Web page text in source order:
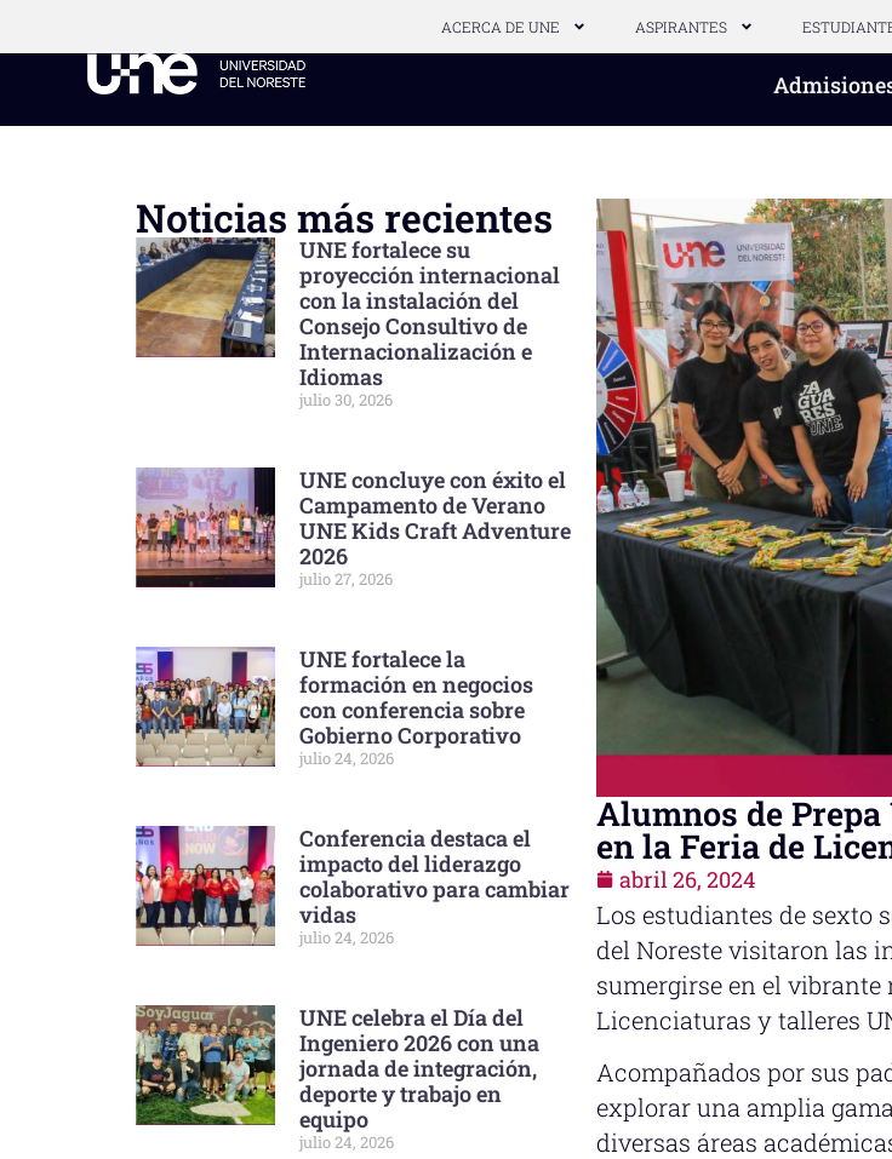
ACERCA DE UNE ASPIRANTES
Noticias más recientes
UNE fortalece su
proyección internacional
con la instalación del
Consejo Consultivo de
Internacionalización e
Idiomas
julio 30, 2026
UNE concluye con éxito el
Campamento de Verano
UNE Kids Craft Adventure
2026
julio 27, 2026
UNE fortalece la
formación en negocios
con conferencia sobre
Gobierno Corporativo
julio 24, 2026
Conferencia destaca el
impacto del liderazgo
colaborativo para cambiar
vidas
julio 24, 2026
UNE celebra el Día del
Ingeniero 2026 con una
jornada de integración,
deporte y trabajo en
equipo
julio 24, 2026
Alumnos de
en la Feria de
abril 26, 2024
Los estudiantes de sexto
del Noreste visitaron las
sumergirse en el
Licenciaturas y talleres
Acompañados por sus
explorar una amplia
diversas áreas